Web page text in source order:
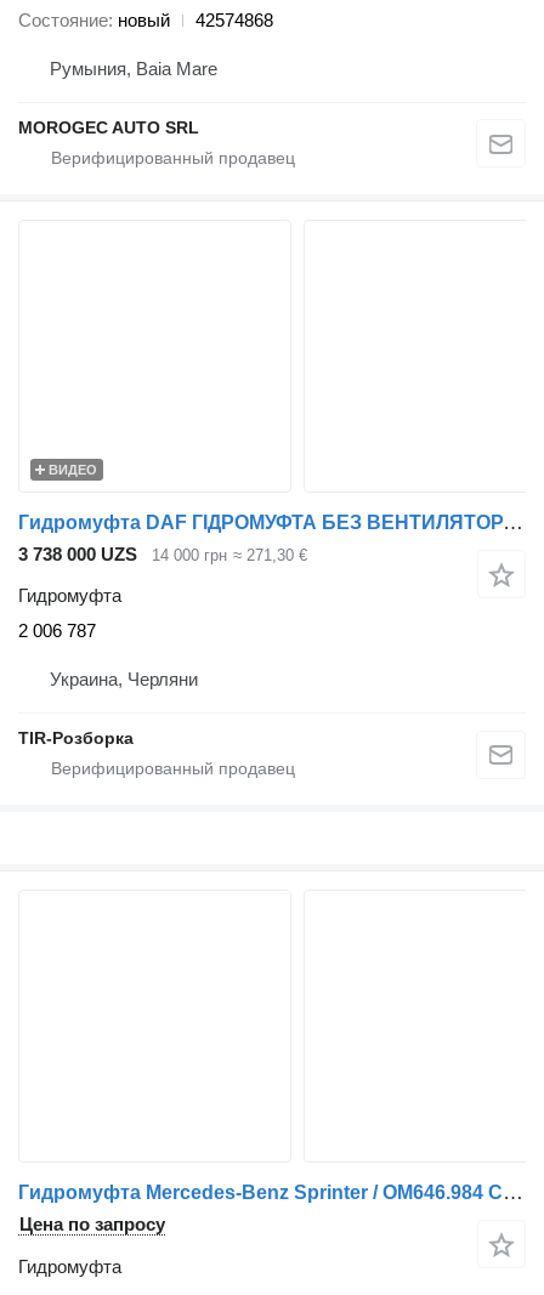
Состояние новый 42574868
Румыния, Baia Mare
MOROGEC AUTO SRL
ВИДЕО
Гидромуфта DAF ГІДРОМУФТА БЕЗ ВЕНТИЛЯТОРА DAF XF106 EURO 6 >2013 Ø275.2MM 20067 2 006 787 для тягача DAF XF106
3 738 000 UZS 14 000 грн ≈ 271,30 €
Гидромуфта
2 006 787
Украина, Черляни
TIR-Розборка
Гидромуфта Mercedes-Benz Sprinter / OM646.984 Conversor de Torque OM646 2212501002 для грузовика Mercedes-Benz Sprinter
Цена по запросу
Гидромуфта